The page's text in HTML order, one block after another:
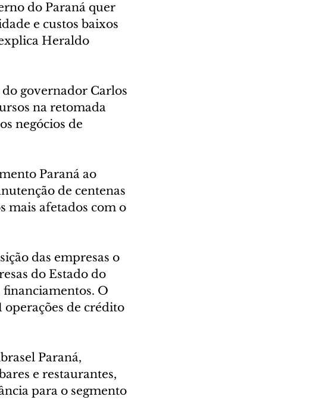
do Paraná quer
e custos baixos
Heraldo
governador Carlos
na retomada
negócios de
Paraná ao
de centenas
mais afetados com o
das empresas o
do Estado do
financiamentos. O
operações de crédito
Paraná,
e restaurantes,
para o segmento